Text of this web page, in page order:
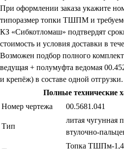
При оформлении заказа укажите
типоразмер топки ТШПМ и
КЗ «Сибкотломаш» подтвердят
стоимость и условия доставки в
Возможен подбор полного
ведущая + полумуфта ведомая
и крепёж) в составе одной отгрузки.
Полные технические
Номер чертежа
00.5681.041
Тип
литая чугунная
втулочно-
Топка ТШПм-